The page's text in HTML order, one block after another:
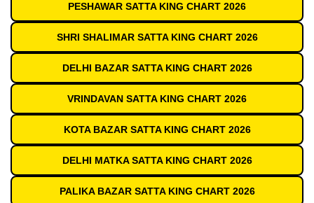
PESHAWAR SATTA KING CHART 2026
SHRI SHALIMAR SATTA KING CHART 2026
DELHI BAZAR SATTA KING CHART 2026
VRINDAVAN SATTA KING CHART 2026
KOTA BAZAR SATTA KING CHART 2026
DELHI MATKA SATTA KING CHART 2026
PALIKA BAZAR SATTA KING CHART 2026